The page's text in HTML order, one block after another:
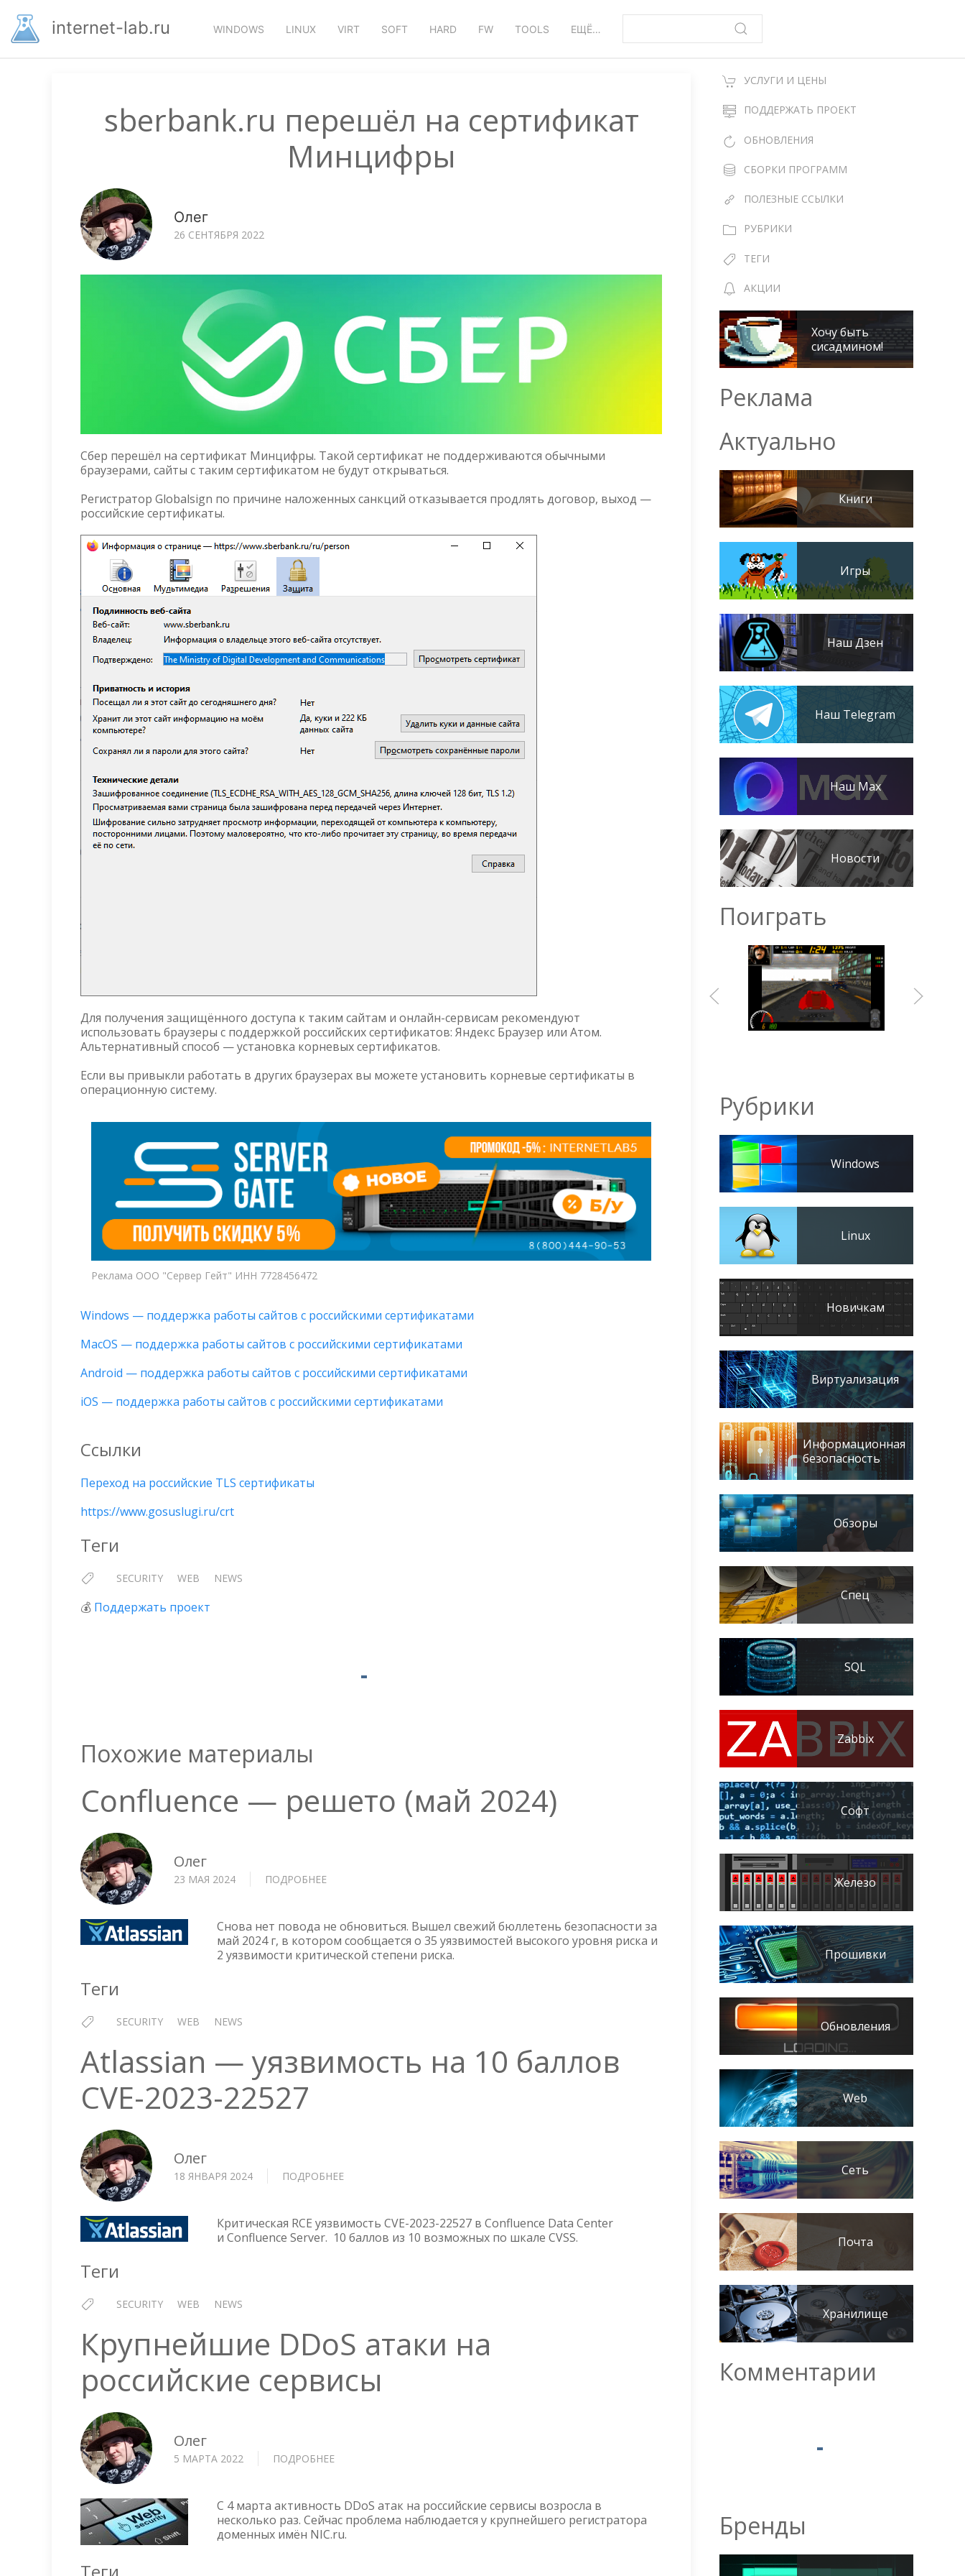
основномуinternet-lab.ru WINDOWS LINUX VIRT SOFT HARD FW TOOLS ЕЩЁ…
sberbank.ru перешёл на сертификат
Минцифры
Олег
26 СЕНТЯБРЯ 2022
Сбер перешёл на сертификат Минцифры. Такой сертификат не поддерживаются обычными
браузерами, сайты с таким сертификатом не будут открываться.
Регистратор Globalsign по причине наложенных санкций отказывается продлять договор, выход —
российские сертификаты.
Для получения защищённого доступа к таким сайтам и онлайн-сервисам рекомендуют
использовать браузеры с поддержкой российских сертификатов: Яндекс Браузер или Атом.
Альтернативный способ — установка корневых сертификатов.
Если вы привыкли работать в других браузерах вы можете установить корневые сертификаты в
операционную систему.
Реклама ООО "Сервер Гейт" ИНН 7728456472
Windows — поддержка работы сайтов с российскими сертификатами
MacOS — поддержка работы сайтов с российскими сертификатами
Android — поддержка работы сайтов с российскими сертификатами
iOS — поддержка работы сайтов с российскими сертификатами
Ссылки
Переход на российские TLS сертификаты
https://www.gosuslugi.ru/crt
Теги
SECURITY WEB NEWS
💰 Поддержать проект
Похожие материалы
Confluence — решето (май 2024)
Олег
23 МАЯ 2024 ПОДРОБНЕЕ
РЕШЕТО
(МАЙ
2024)
Снова нет повода не обновиться. Вышел свежий бюллетень безопасности за
май 2024 г, в котором сообщается о 35 уязвимостей высокого уровня риска и
2 уязвимости критической степени риска.
Теги
SECURITY WEB NEWS
Atlassian — уязвимость на 10 баллов
CVE-2023-22527
Олег
18 ЯНВАРЯ 2024 ПОДРОБНЕЕ
УЯЗВИМОСТЬ
НА
Критическая RCE уязвимость CVE-2023-22527 в Confluence Data Center
и Confluence Server. 10 баллов из 10 возможных по шкале CVSS.
Теги
SECURITY WEB NEWS
Крупнейшие DDoS атаки на
российские сервисы
Олег
5 МАРТА 2022 ПОДРОБНЕЕ
АТАКИ
НА
РОССИЙСКИЕ
С 4 марта активность DDoS атак на российские сервисы возросла в
несколько раз. Сейчас проблема наблюдается у крупнейшего регистратора
доменных имён NIC.ru.
УСЛУГИ И ЦЕНЫ
ПОДДЕРЖАТЬ ПРОЕКТ
ОБНОВЛЕНИЯ
СБОРКИ ПРОГРАММ
ПОЛЕЗНЫЕ ССЫЛКИ
РУБРИКИ
ТЕГИ
АКЦИИ
Хочу быть
сисадмином!
Реклама
Актуально
Книги
Игры
Наш Дзен
Наш Telegram
Наш Max
Новости
Поиграть
Рубрики
Windows
Linux
Новичкам
Виртуализация
Информационная
безопасность
Обзоры
Спец
SQL
Zabbix
Софт
Железо
Прошивки
Обновления
Web
Сеть
Почта
Хранилище
Комментарии
Бренды